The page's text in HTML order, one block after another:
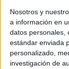
Nosotros y
a información en
datos personales,
estándar enviada
personalizado,
investigación de
tercer
va entregar
comissaria
reconèixer